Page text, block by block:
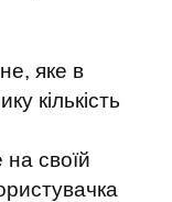
яке в
кількість
на своїй